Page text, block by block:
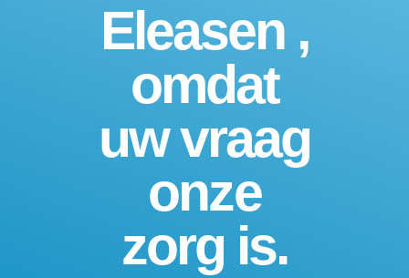
Eleasen ,
omdat
uw vraag
onze
zorg is.